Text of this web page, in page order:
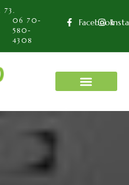
73.
06 70-
580-
4308
Facebook